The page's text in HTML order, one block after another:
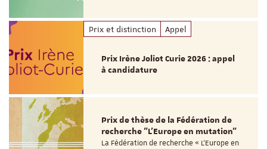
Prix et distinction Appel
Prix Irène Joliot Curie 2026 : appel
à candidature
Prix de thèse de la Fédération de
recherche "L’Europe en mutation"
La Fédération de recherche « L’Europe en